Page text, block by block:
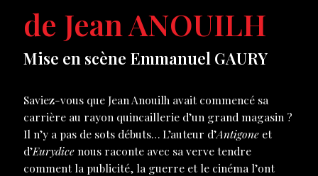
de Jean ANOUILH
Mise en scène Emmanuel GAURY
Saviez-vous que Jean Anouilh avait commencé sa
carrière au rayon quincaillerie d’un grand magasin ?
Il n’y a pas de sots débuts… L’auteur d’Antigoneet
d’Eurydicenous raconte avec sa verve tendre
comment la publicité, la guerre et le cinéma l’ont